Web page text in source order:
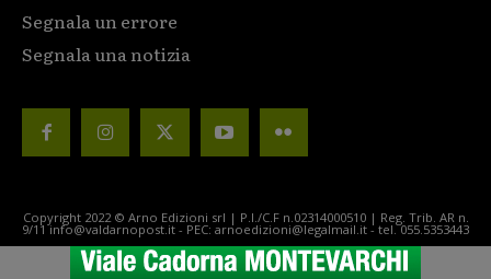
Segnala un errore
Segnala una notizia
Copyright 2022 © Arno Edizioni srl | P.I./C.F n.02314000510 | Reg. Trib. AR n.
9/11 info@valdarnopost.it - PEC: arnoedizioni@legalmail.it - tel. 055.5353443